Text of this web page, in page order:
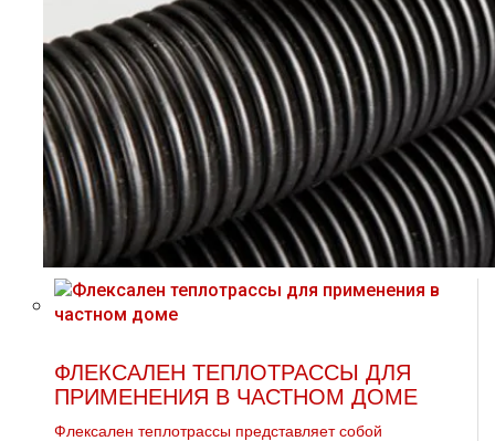
ФЛЕКСАЛЕН ТЕПЛОТРАССЫ ДЛЯ
ПРИМЕНЕНИЯ В ЧАСТНОМ ДОМЕ
Флексален теплотрассы представляет собой